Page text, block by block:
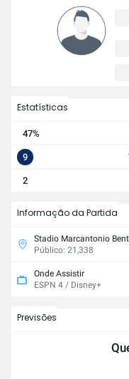
Estatísticas
47%
9
2
Informação da Partida
Stadio Marcantonio
Público: 21,338
Onde Assistir
ESPN 4 / Disney+
Previsões